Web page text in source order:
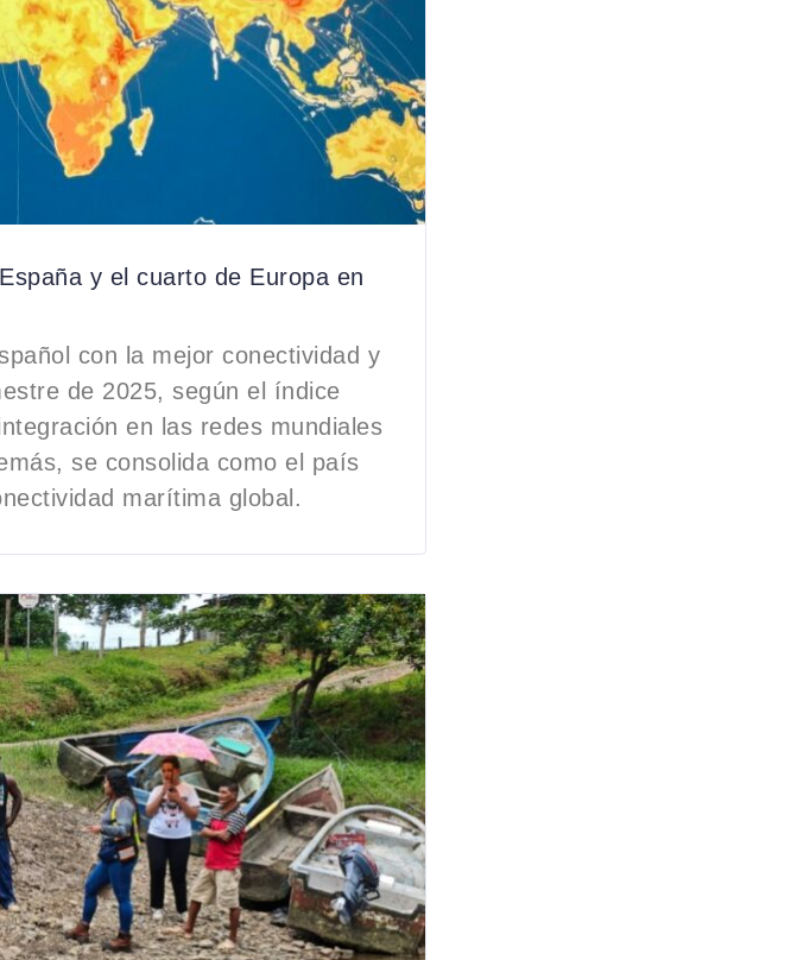
y el cuarto de Europa en
con la mejor conectividad y
de 2025, según el índice
en las redes mundiales
se consolida como el país
marítima global.